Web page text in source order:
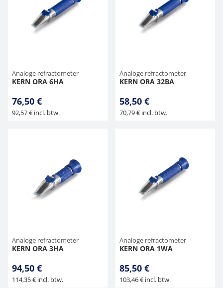
Analoge refractometer
KERN ORA 6HA
76,50 €
92,57 € incl. btw.
Analoge refractometer
KERN ORA 32BA
58,50 €
70,79 € incl. btw.
Analoge refractometer
KERN ORA 3HA
94,50 €
114,35 € incl. btw.
Analoge refractometer
KERN ORA 1WA
85,50 €
103,46 € incl. btw.
Hangende weegschalen
Bankweegschaal
Orgelschalen
Weegschaal inclusief software
Spannings- en compressiebelastingcellen
Videomicroscopen
Microscoop camera's
Accessoires
Toepassingen voor experts
Suiker
Newton-gewichten
Geluidsniveaumeter
Accessoires
Overig